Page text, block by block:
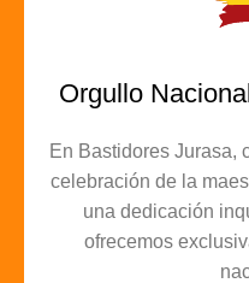
Orgullo
En Bastidores Jurasa,
celebración de la
una dedicación
ofrecemos